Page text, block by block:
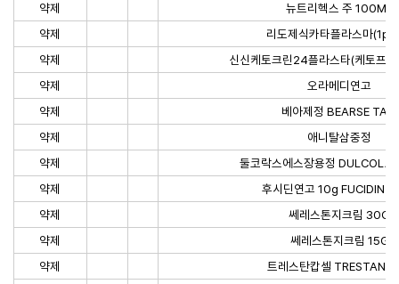
약제
뉴트리헥스 주 100ML
약제
리도제식카타플라스마
약제
신신케토크린24플라스타(케토프
약제
오라메디연고
약제
베아제정 BEARSE TAB.
약제
애니탈삼중정
약제
둘코락스에스장용정
약제
후시딘연고 10g FUCIDIN
약제
쎄레스톤지크림 30G
약제
쎄레스톤지크림 15G
약제
트레스탄캅셀 TRESTAN